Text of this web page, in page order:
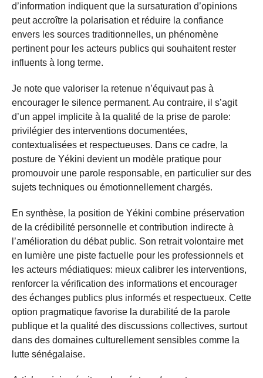
d’information indiquent que la sursaturation d’opinions
peut accroître la polarisation et réduire la confiance
envers les sources traditionnelles, un phénomène
pertinent pour les acteurs publics qui souhaitent rester
influents à long terme.
Je note que valoriser la retenue n’équivaut pas à
encourager le silence permanent. Au contraire, il s’agit
d’un appel implicite à la qualité de la prise de parole:
privilégier des interventions documentées,
contextualisées et respectueuses. Dans ce cadre, la
posture de Yékini devient un modèle pratique pour
promouvoir une parole responsable, en particulier sur des
sujets techniques ou émotionnellement chargés.
En synthèse, la position de Yékini combine préservation
de la crédibilité personnelle et contribution indirecte à
l’amélioration du débat public. Son retrait volontaire met
en lumière une piste factuelle pour les professionnels et
les acteurs médiatiques: mieux calibrer les interventions,
renforcer la vérification des informations et encourager
des échanges publics plus informés et respectueux. Cette
option pragmatique favorise la durabilité de la parole
publique et la qualité des discussions collectives, surtout
dans des domaines culturellement sensibles comme la
lutte sénégalaise.